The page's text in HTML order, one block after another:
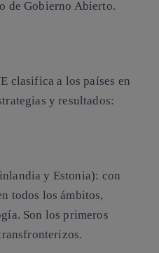
de Gobierno Abierto.
clasifica a los países en
y resultados:
y Estonia): con
todos los ámbitos,
Son los primeros